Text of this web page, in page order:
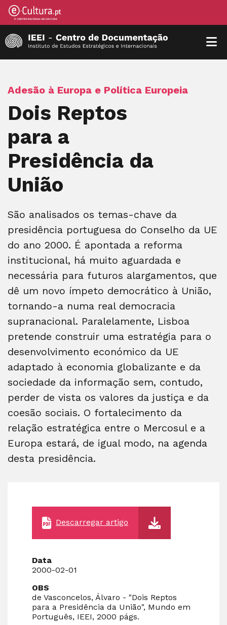
Adesão à Europa e Política Europeia
Dois Reptos
para a
Presidência da
União
São analisados os temas-chave da
presidência portuguesa do Conselho da UE
do ano 2000. É apontada a reforma
institucional, há muito aguardada e
necessária para futuros alargamentos, que
dê um novo ímpeto democrático à União,
tornando-a numa real democracia
supranacional. Paralelamente, Lisboa
pretende construir uma estratégia para o
desenvolvimento económico da UE
adaptado à economia globalizante e da
sociedade da informação sem, contudo,
perder de vista os valores da justiça e da
coesão sociais. O fortalecimento da
relação estratégica entre o Mercosul e a
Europa estará, de igual modo, na agenda
desta presidência.
Descarregar artigo
Data
2000-02-01
OBS
de Vasconcelos, Álvaro - "Dois Reptos
para a Presidência da União", Mundo em
Português, IEEI, 2000 págs.